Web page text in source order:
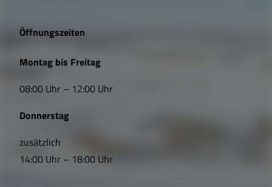
e
L
n
k
s
Öffnungszeiten
Montag bis Freitag
08:00 Uhr – 12:00 Uhr
Donnerstag
zusätzlich
14:00 Uhr – 18:00 Uhr